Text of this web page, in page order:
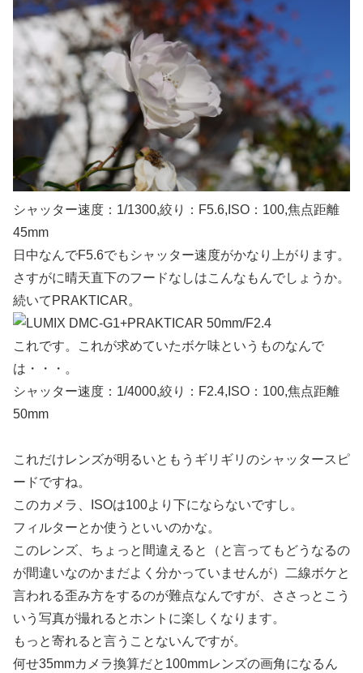
シャッター速度：1/1300,絞り：F5.6,ISO：100,焦点距離
45mm
日中なんでF5.6でもシャッター速度がかなり上がります。
さすがに晴天直下のフードなしはこんなもんでしょうか。
続いてPRAKTICAR。
これです。これが求めていたボケ味というものなんで
は・・・。
シャッター速度：1/4000,絞り：F2.4,ISO：100,焦点距離
50mm
これだけレンズが明るいともうギリギリのシャッタースピ
ードですね。
このカメラ、ISOは100より下にならないですし。
フィルターとか使うといいのかな。
このレンズ、ちょっと間違えると（と言ってもどうなるの
が間違いなのかまだよく分かっていませんが）二線ボケと
言われる歪み方をするのが難点なんですが、ささっとこう
いう写真が撮れるとホントに楽しくなります。
もっと寄れると言うことないんですが。
何せ35mmカメラ換算だと100mmレンズの画角になるん